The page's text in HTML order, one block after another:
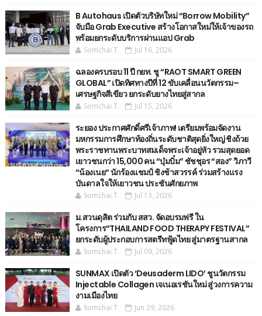
B Autohaus เปิดตัวบริษัทใหม่ “Borrow Mobility”
จับมือ Grab Executive สร้างโอกาสใหม่ให้เจ้าของรถ
พร้อมยกระดับบริการผ่านแอป Grab
Somchai T. Jul 16, 2026
ฉลองครบรอบ 11 ปี กยท. ชู “RAOT SMART GREEN
GLOBAL” เปิดทิศทางปีที่ 12 ขับเคลื่อนนวัตกรรม–
เศรษฐกิจสีเขียว ยกระดับยางไทยสู่สากล
Somchai T. Jul 15, 2026
ระยอง ประกาศศักดิ์ศรีเจ้าภาพ! เตรียมพร้อมจัดงาน
มหกรรมการศึกษาท้องถิ่นระดับชาติสุดยิ่งใหญ่ ชิงถ้วย
พระราชทานพระบาทสมเด็จพระเจ้าอยู่หัว รวมสุดยอด
เยาวชนกว่า 15,000 คน “บุ๋มบิ๋ม” ชัชชุอร “สอง” วิภาวี
“น้องเนย“ นักร้องแชมป์ ชิงช้าสวรรค์ ร่วมสร้างแรง
บันดาลใจให้เยาวชน ประชันศักยภาพ
Somchai T. Jul 13, 2026
ม.สวนดุสิต ร่วมกับ สสว. จัดอบรมฟรี ใน
โครงการ“THAILAND FOOD THERAPY FESTIVAL”
ยกระดับผู้ประกอบการสตรีทฟู้ดไทย สู่มาตรฐานสากล
Somchai T. Jul 09, 2026
SUNMAX เปิดตัว ‘Deusaderm LIDO’ ชูนวัตกรรม
Injectable Collagen เจเนอเรชันใหม่ สู่วงการความ
งามเมืองไทย
Somchai T. Jun 29, 2026